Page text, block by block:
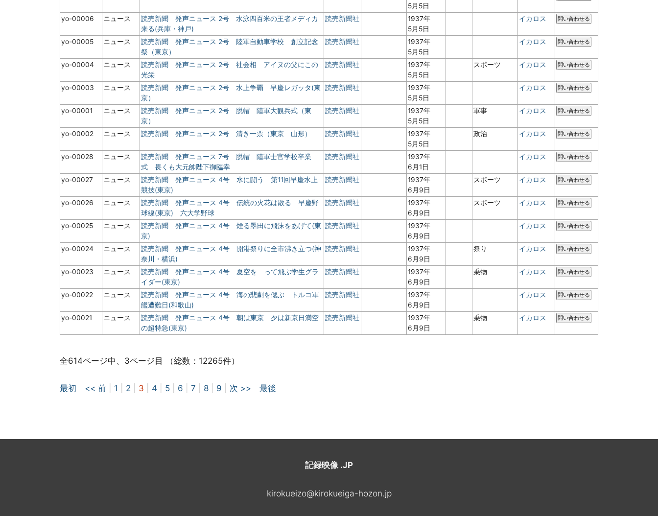
5月5日
yo-00006 ニュース
読売新聞 発声ニュース 2号 水泳四百米の王者メディカ
来る(兵庫・神戸)
読売新聞社
1937年
5月5日
イカロス 問い合わせる
yo-00005 ニュース
読売新聞 発声ニュース 2号 陸軍自動車学校 創立記念
祭（東京）
読売新聞社
1937年
5月5日
イカロス 問い合わせる
yo-00004 ニュース
読売新聞 発声ニュース 2号 社会相 アイヌの父にこの
光栄
読売新聞社
1937年
5月5日
スポーツ イカロス 問い合わせる
yo-00003 ニュース
読売新聞 発声ニュース 2号 水上争覇 早慶レガッタ(東
京）
読売新聞社
1937年
5月5日
イカロス 問い合わせる
yo-00001 ニュース
読売新聞 発声ニュース 2号 脱帽 陸軍大観兵式（東
京）
読売新聞社
1937年
5月5日
軍事 イカロス 問い合わせる
yo-00002 ニュース 読売新聞 発声ニュース 2号 清き一票（東京 山形） 読売新聞社
1937年
5月5日
政治 イカロス 問い合わせる
yo-00028 ニュース
読売新聞 発声ニュース 7号 脱帽 陸軍士官学校卒業
式 畏くも大元帥陛下御臨幸
読売新聞社
1937年
6月1日
イカロス 問い合わせる
yo-00027 ニュース
読売新聞 発声ニュース 4号 水に闘う 第11回早慶水上
競技(東京)
読売新聞社
1937年
6月9日
スポーツ イカロス 問い合わせる
yo-00026 ニュース
読売新聞 発声ニュース 4号 伝統の火花は散る 早慶野
球線(東京) 六大学野球
読売新聞社
1937年
6月9日
スポーツ イカロス 問い合わせる
yo-00025 ニュース
読売新聞 発声ニュース 4号 煙る墨田に飛沫をあげて(東
京)
読売新聞社
1937年
6月9日
イカロス 問い合わせる
yo-00024 ニュース
読売新聞 発声ニュース 4号 開港祭りに全市沸き立つ(神
奈川・横浜)
読売新聞社
1937年
6月9日
祭り イカロス 問い合わせる
yo-00023 ニュース
読売新聞 発声ニュース 4号 夏空を って飛ぶ学生グラ
イダー(東京)
読売新聞社
1937年
6月9日
乗物 イカロス 問い合わせる
yo-00022 ニュース
読売新聞 発声ニュース 4号 海の悲劇を偲ぶ トルコ軍
艦遭難日(和歌山)
読売新聞社
1937年
6月9日
イカロス 問い合わせる
yo-00021 ニュース
読売新聞 発声ニュース 4号 朝は東京 夕は新京日満空
の超特急(東京)
読売新聞社
1937年
6月9日
乗物 イカロス 問い合わせる
全614ページ中、3ページ目 （総数：12265件）
最初 << 前 1 2 3 4 5 6 7 8 9 次 >> 最後
記録映像 .JP
kirokueizo@kirokueiga-hozon.jp